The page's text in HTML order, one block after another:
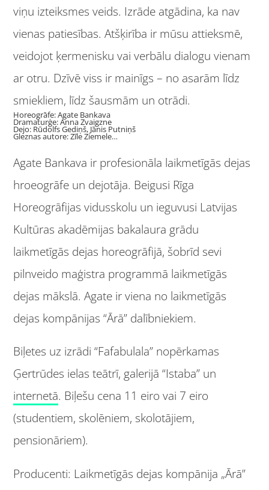
viņu izteiksmes veids. Izrāde atgādina, ka nav
vienas patiesības. Atšķirība ir mūsu attieksmē,
veidojot ķermenisku vai verbālu dialogu vienam
ar otru. Dzīvē viss ir mainīgs – no asarām līdz
smiekliem, līdz šausmām un otrādi.
Horeogrāfe: Agate Bankava
Dramaturģe: Anna Zvaigzne
Dejo: Rūdolfs Gediņš, Jānis Putniņš
Gleznas autore: Zīle Ziemele…
Agate Bankava ir profesionāla laikmetīgās dejas
hroeogrāfe un dejotāja. Beigusi Rīga
Horeogrāfijas vidusskolu un ieguvusi Latvijas
Kultūras akadēmijas bakalaura grādu
laikmetīgās dejas horeogrāfijā, šobrīd sevi
pilnveido maģistra programmā laikmetīgās
dejas mākslā. Agate ir viena no laikmetīgās
dejas kompānijas “Ārā” dalībniekiem.
Biļetes uz izrādi “Fafabulala” nopērkamas
Ģertrūdes ielas teātrī, galerijā “Istaba” un
internetā. Biļešu cena 11 eiro vai 7 eiro
(studentiem, skolēniem, skolotājiem,
pensionāriem).
Producenti: Laikmetīgās dejas kompānija „Ārā”